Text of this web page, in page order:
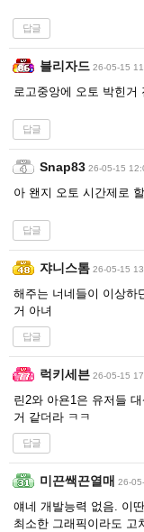
답글
블리자드 26-05-15
로고중앙에 오토 박힌
답글
Snap83 26-05-15
아 왠지 오토 시간제로
답글
쟈니스톰 26-05-15
해주는 너네들이 이상하
거 아녀
답글
럭키세븐 26-05-15
린2와 아욘1은 유저들
거 같더라 ㅋㅋ
답글
미끈쌕끈열매 26-
얘네 개발능력 없음. 이
최소한 그래픽이라도 고